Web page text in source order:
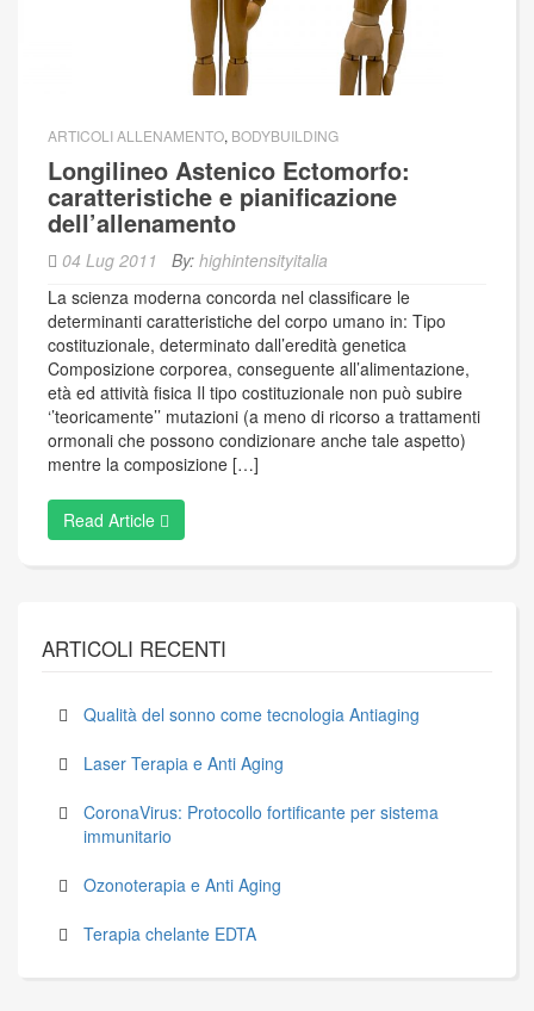
ARTICOLI ALLENAMENTO, BODYBUILDING
Longilineo Astenico Ectomorfo:
caratteristiche e pianificazione
dell’allenamento
04 Lug 2011 By: highintensityitalia
La scienza moderna concorda nel classificare le
determinanti caratteristiche del corpo umano in: Tipo
costituzionale, determinato dall’eredità genetica
Composizione corporea, conseguente all’alimentazione,
età ed attività fisica Il tipo costituzionale non può subire
‘’teoricamente’’ mutazioni (a meno di ricorso a trattamenti
ormonali che possono condizionare anche tale aspetto)
mentre la composizione […]
Read Article
ARTICOLI RECENTI
Qualità del sonno come tecnologia Antiaging
Laser Terapia e Anti Aging
CoronaVirus: Protocollo fortificante per sistema
immunitario
Ozonoterapia e Anti Aging
Terapia chelante EDTA